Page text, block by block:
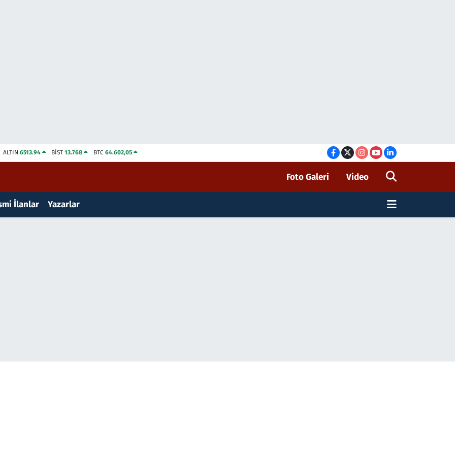
ALTIN 6513.94 BİST13.768 BTC 64.602,05
Foto Galeri Video
İlanlar Yazarlar